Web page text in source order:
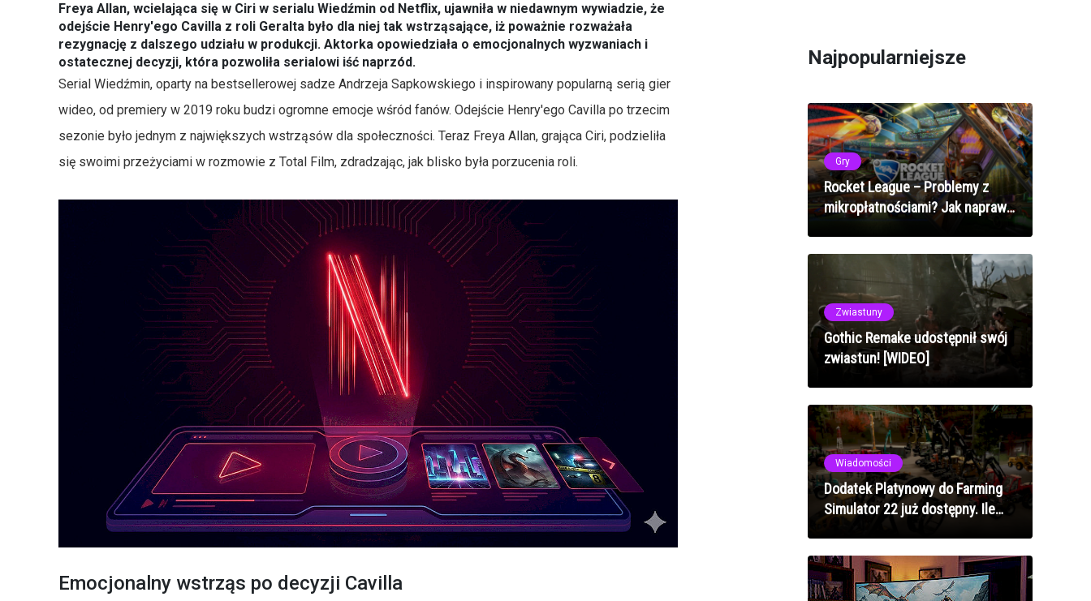
Freya Allan, wcielająca się w Ciri w serialu Wiedźmin od Netflix, ujawniła w niedawnym wywiadzie, że
odejście Henry'ego Cavilla z roli Geralta było dla niej tak wstrząsające, iż poważnie rozważała
rezygnację z dalszego udziału w produkcji. Aktorka opowiedziała o emocjonalnych wyzwaniach i
ostatecznej decyzji, która pozwoliła serialowi iść naprzód.
Serial Wiedźmin, oparty na bestsellerowej sadze Andrzeja Sapkowskiego i inspirowany popularną serią gier
wideo, od premiery w 2019 roku budzi ogromne emocje wśród fanów. Odejście Henry'ego Cavilla po trzecim
sezonie było jednym z największych wstrząsów dla społeczności. Teraz Freya Allan, grająca Ciri, podzieliła
się swoimi przeżyciami w rozmowie z Total Film, zdradzając, jak blisko była porzucenia roli.
Emocjonalny wstrząs po decyzji Cavilla
Najpopularniejsze
Gry
Rocket League – Problemy z
mikropłatnościami? Jak naprawić
Zwiastuny
Gothic Remake udostępnił swój
zwiastun! [WIDEO]
Wiadomości
Dodatek Platynowy do Farming
Simulator 22 już dostępny. Ile